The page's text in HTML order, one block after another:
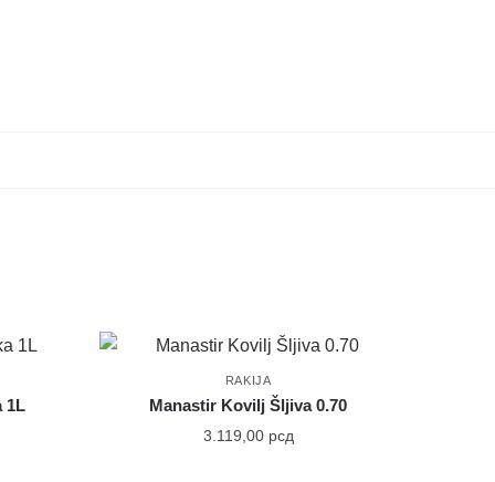
1L
RAKIJA
Manastir Kovilj Šljiva 0.70
3.119,00 рсд